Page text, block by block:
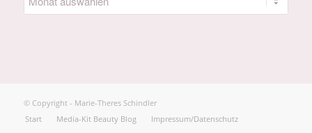
© Copyright - Marie-Theres Schindler
Start
Media-Kit Beauty Blog Impressum/Datenschutz